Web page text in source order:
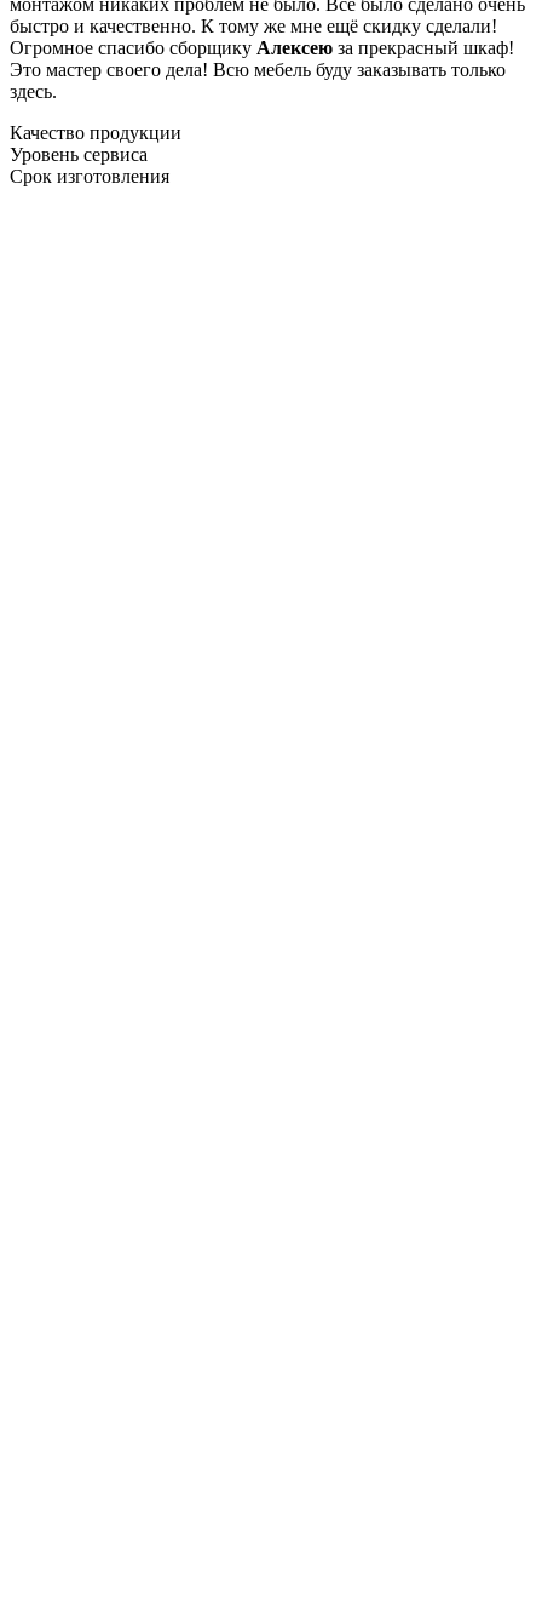
быстро и качественно. К тому же мне ещё скидку сделали!
Огромное спасибо сборщику Алексею за прекрасный шкаф!
Это мастер своего дела! Всю мебель буду заказывать только
здесь.
Качество продукции
Уровень сервиса
Срок изготовления